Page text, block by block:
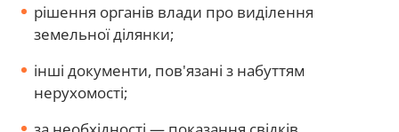
рішення органів влади про виділення
земельної ділянки;
інші документи, пов'язані з набуттям
нерухомості;